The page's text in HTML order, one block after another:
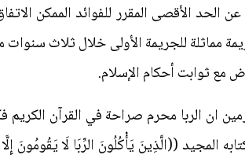
الحد الأقصى المقرر للفوائد الممكن
مماثلة للجريمة الأولى خلال ثلاث
مع ثوابت أحكام الإسلام.
ان الربا محرم صراحة في القرآن
المجيد ((الَّذِينَ يَأْكُلُونَ الرِّبَا لَا يَقُومُونَ